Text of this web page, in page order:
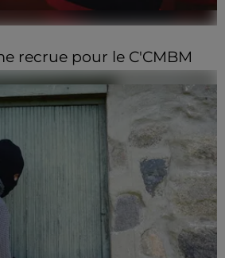
recrue pour le C'CMBM